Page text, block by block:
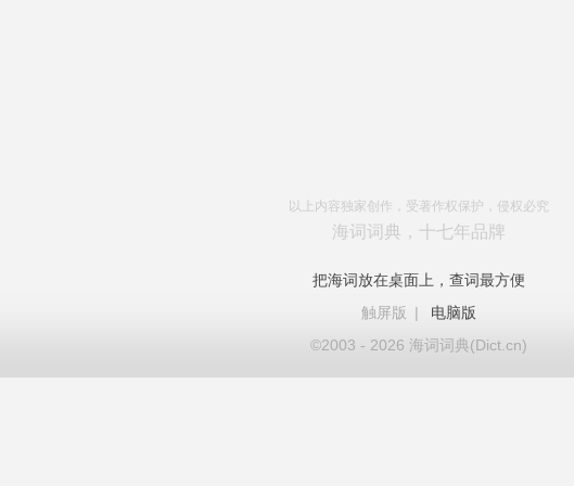
以上内容独家创作，受著作权保护，侵权必究
海词词典，十七年品牌
把海词放在桌面上，查词最方便
触屏版
|
电脑版
©2003 - 2026 海词词典(Dict.cn)